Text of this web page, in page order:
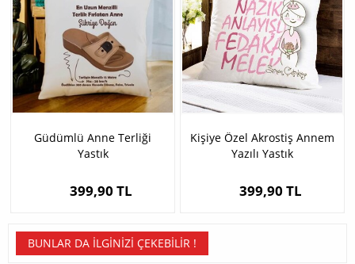
Güdümlü Anne Terliği
Yastık
399,90 TL
Kişiye Özel Akrostiş Annem
Yazılı Yastık
399,90 TL
BUNLAR DA İLGINIZI ÇEKEBILIR !